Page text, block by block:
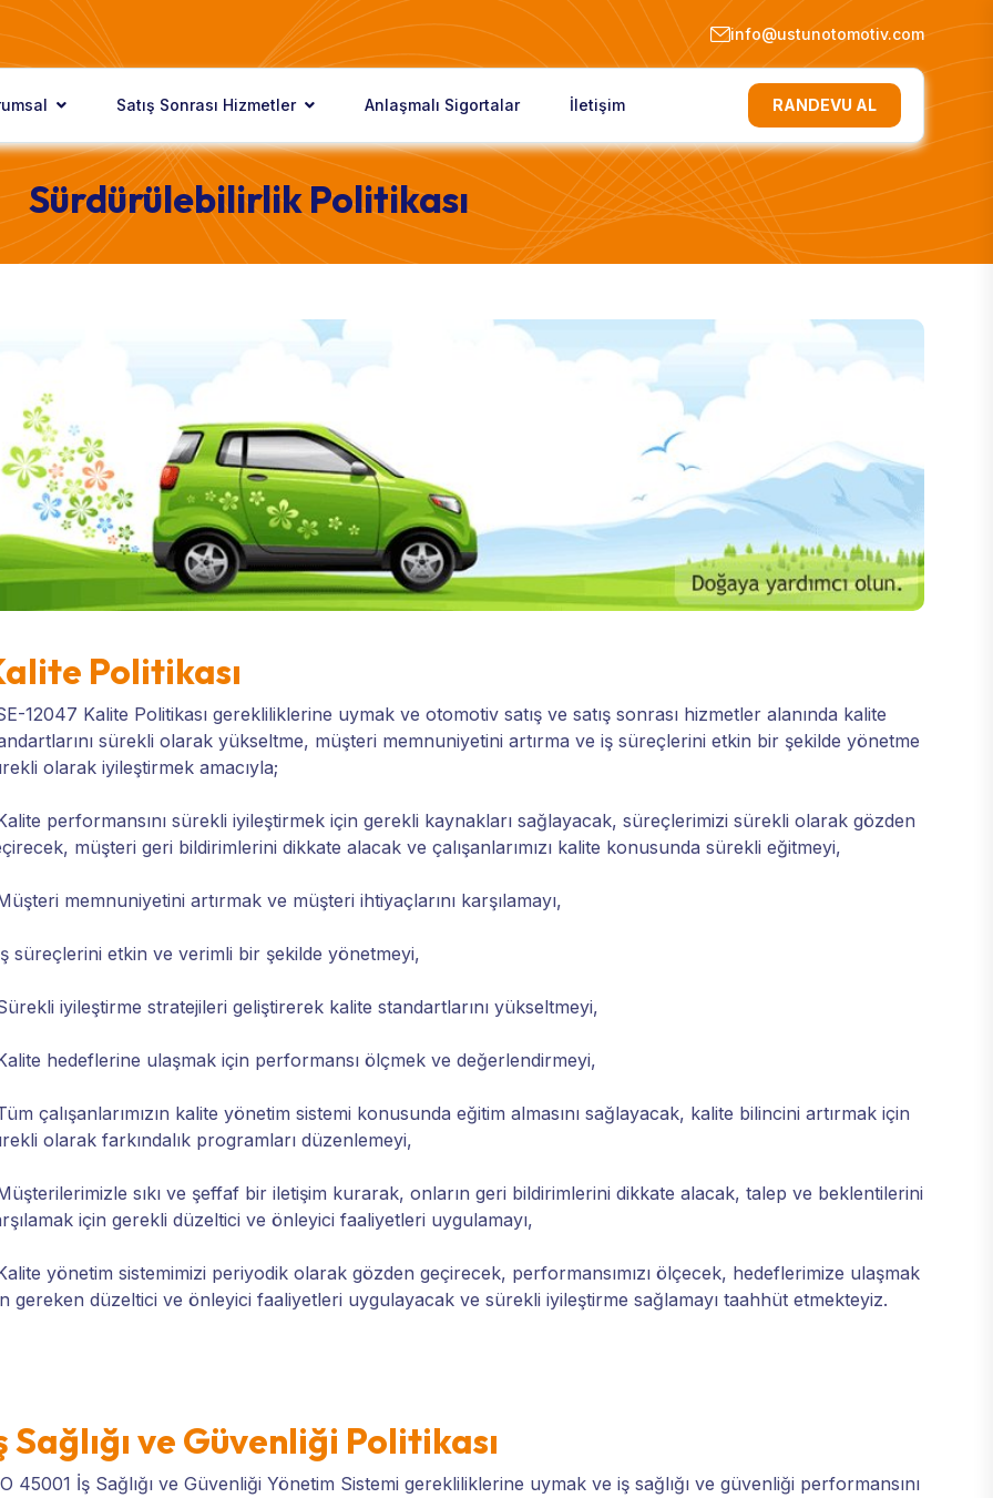
info@ustunotomotiv.com
Satış Sonrası Hizmetler Anlaşmalı Sigortalar İletişim RANDEVU AL
Sürdürülebilirlik Politikası
Politikası
12047 Kalite Politikası gerekliliklerine uymak ve otomotiv satış ve satış sonrası hizmetler alanında kalite
sürekli olarak yükseltme, müşteri memnuniyetini artırma ve iş süreçlerini etkin bir şekilde yönetme
olarak iyileştirmek amacıyla;
performansını sürekli iyileştirmek için gerekli kaynakları sağlayacak, süreçlerimizi sürekli olarak gözden
müşteri geri bildirimlerini dikkate alacak ve çalışanlarımızı kalite konusunda sürekli eğitmeyi,
memnuniyetini artırmak ve müşteri ihtiyaçlarını karşılamayı,
süreçlerini etkin ve verimli bir şekilde yönetmeyi,
iyileştirme stratejileri geliştirerek kalite standartlarını yükseltmeyi,
hedeflerine ulaşmak için performansı ölçmek ve değerlendirmeyi,
çalışanlarımızın kalite yönetim sistemi konusunda eğitim almasını sağlayacak, kalite bilincini artırmak için
olarak farkındalık programları düzenlemeyi,
sıkı ve şeffaf bir iletişim kurarak, onların geri bildirimlerini dikkate alacak, talep ve beklentilerini
için gerekli düzeltici ve önleyici faaliyetleri uygulamayı,
yönetim sistemimizi periyodik olarak gözden geçirecek, performansımızı ölçecek, hedeflerimize ulaşmak
gereken düzeltici ve önleyici faaliyetleri uygulayacak ve sürekli iyileştirme sağlamayı taahhüt etmekteyiz.
Sağlığı ve Güvenliği Politikası
45001 İş Sağlığı ve Güvenliği Yönetim Sistemi gerekliliklerine uymak ve iş sağlığı ve güvenliği performansını